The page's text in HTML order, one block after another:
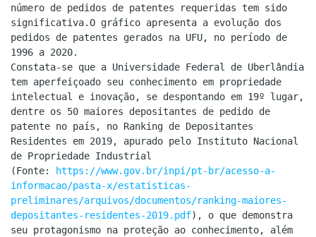
número de pedidos de patentes requeridas tem sido
significativa.O gráfico apresenta a evolução dos
pedidos de patentes gerados na UFU, no período de
1996 a 2020.
Constata-se que a Universidade Federal de Uberlândia
tem aperfeiçoado seu conhecimento em propriedade
intelectual e inovação, se despontando em 19º lugar,
dentre os 50 maiores depositantes de pedido de
patente no país, no Ranking de Depositantes
Residentes em 2019, apurado pelo Instituto Nacional
de Propriedade Industrial
(Fonte:
https://www.gov.br/inpi/pt-br/acesso-a-
informacao/pasta-x/estatisticas-
preliminares/arquivos/documentos/ranking-maiores-
depositantes-residentes-2019.pdf), o que demonstra
seu protagonismo na proteção ao conhecimento, além